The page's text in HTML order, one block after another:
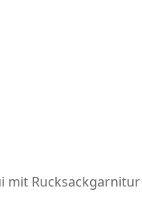
mit Rucksackgarnitur